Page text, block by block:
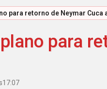
para retorno de Neymar Cuca
para
17:07